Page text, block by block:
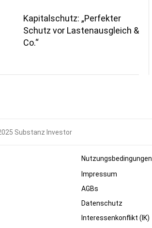
Kapitalschutz: „Perfekter
Schutz vor Lastenausgleich &
Co.“
Substanz Investor
Nutzungsbedingungen
Impressum
AGBs
Datenschutz
Interessenkonflikt (IK)